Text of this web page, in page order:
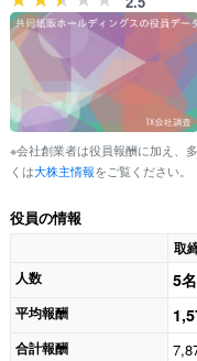
※会社創業者は役員報酬に加え、
くは大株主情報をご覧ください。
役員の情報
取
人数 5名
平均報酬
合計報酬